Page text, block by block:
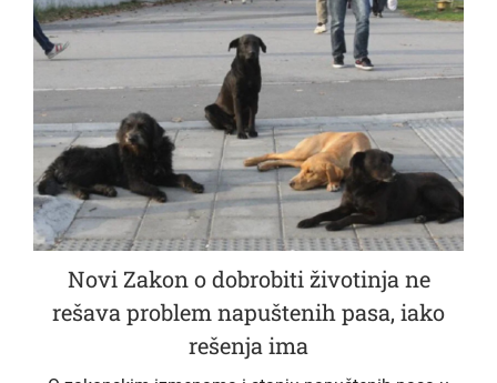
Novi Zakon o dobrobiti životinja ne
rešava problem napuštenih pasa, iako
rešenja ima